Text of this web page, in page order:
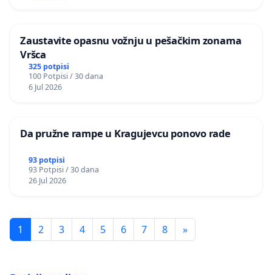
Zaustavite opasnu vožnju u pešačkim zonama
Vršca
325 potpisi
100 Potpisi / 30 dana
6 Jul 2026
Da pružne rampe u Kragujevcu ponovo rade
93 potpisi
93 Potpisi / 30 dana
26 Jul 2026
1 2 3 4 5 6 7 8 »